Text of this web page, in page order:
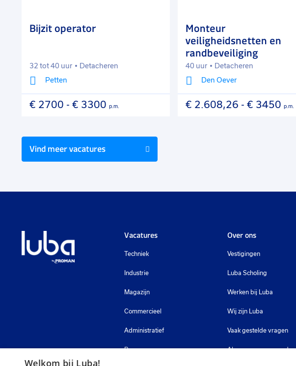
Bijzit operator
32 tot 40 uur
Detacheren
Petten
€ 2700 - € 3300 p.m.
Monteur
veiligheidsnetten en
randbeveiliging
40 uur
Detacheren
Den Oever
€ 2.608,26 - € 3450 p.m.
Vind meer vacatures
Vacatures
Techniek
Industrie
Magazijn
Commercieel
Administratief
Bouw
Over ons
Vestigingen
Luba Scholing
Werken bij Luba
Wij zijn Luba
Vaak gestelde vragen
Algemene voorwaarden
Welkom bij Luba!